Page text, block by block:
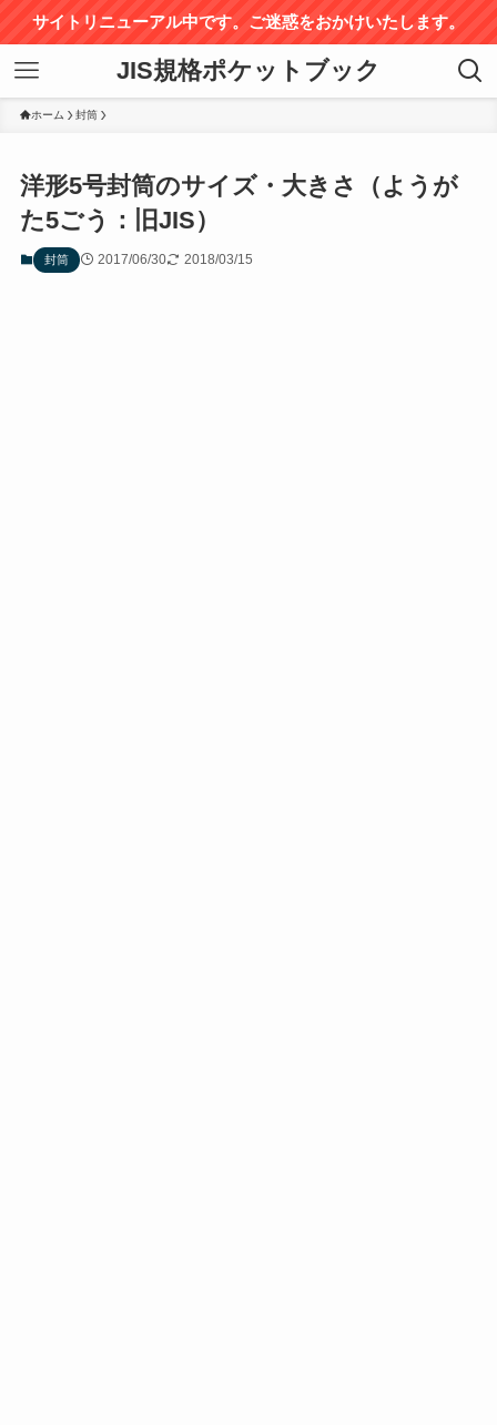
サイトリニューアル中です。ご迷惑をおかけいたします。
JIS規格ポケットブック
ホーム 封筒
洋形5号封筒のサイズ・大きさ（ようが
た5ごう：旧JIS）
封筒 2017/06/30 2018/03/15